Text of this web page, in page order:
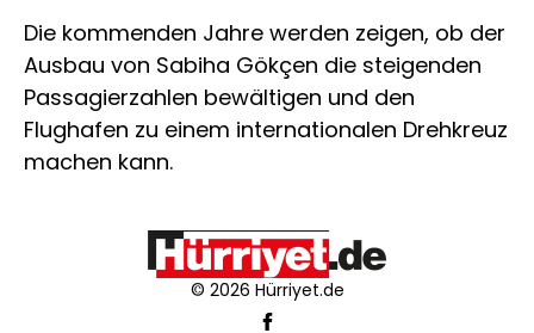
Die kommenden Jahre werden zeigen, ob der
Ausbau von Sabiha Gökçen die steigenden
Passagierzahlen bewältigen und den
Flughafen zu einem internationalen Drehkreuz
machen kann.
© 2026 Hürriyet.de